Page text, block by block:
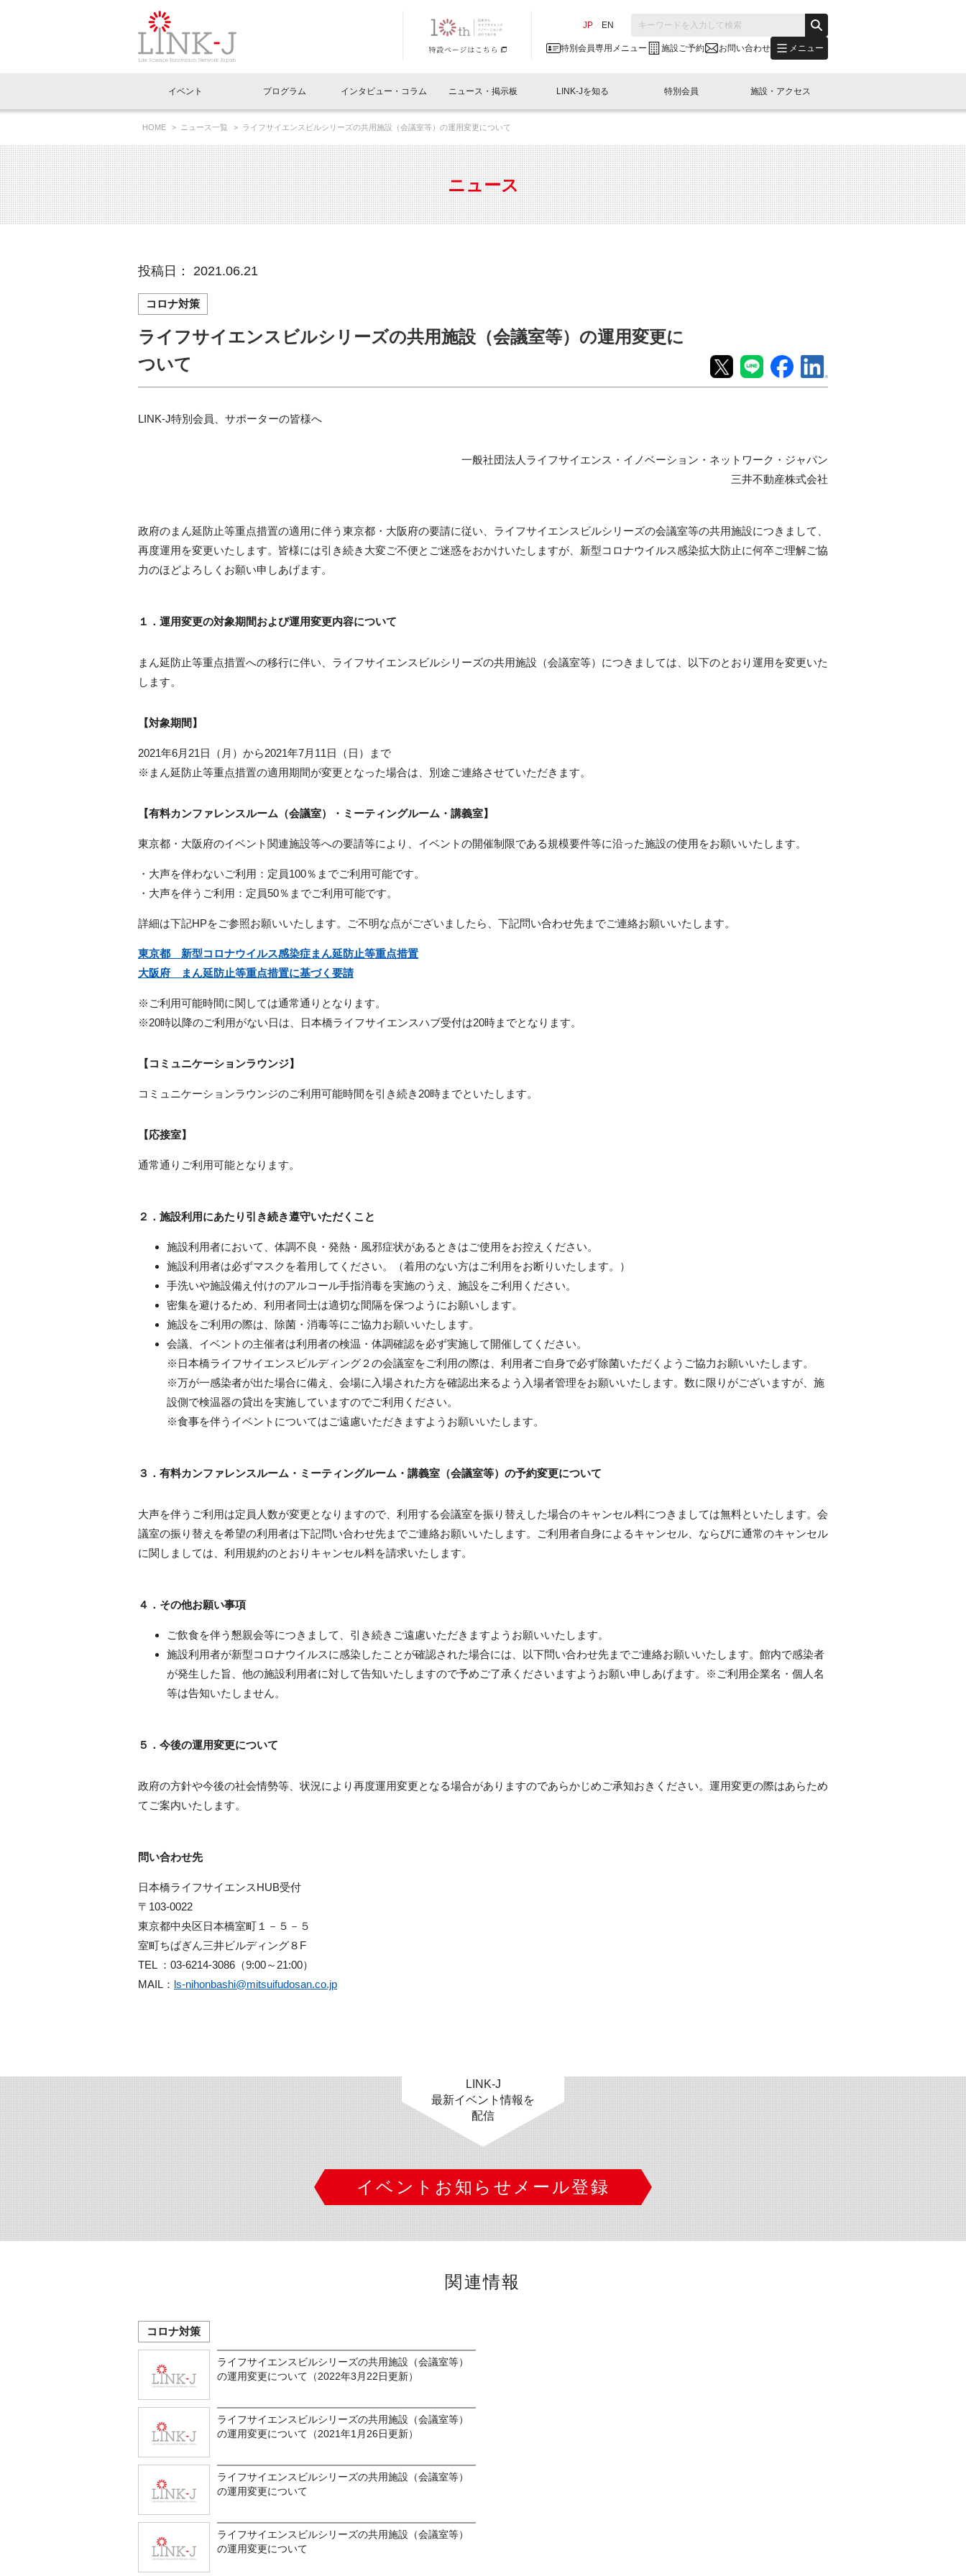
JP EN
特別会員専用メニュー 施設ご予約 お問い合わせ メニュー
イベントお知らせメール登録
閉じる
イベント
イベント一覧
LINK-J主催・共催 特別会員開催
LINK-J協賛・協力 出展・参加
イベントレポート一覧
LINK-J主催・共催 特別会員開催
LINK-J協賛・協力 出展・参加
プログラム
Out of Box相談室 What's "UNIKORN"？ What's "LINK-BioBAY TOKYO"？
インタビュー・コラム
インタビュー・コラム一覧
スペシャルインタビュー ベンチャーインタビュー 会報誌 (News Letter)
連載コラム サポーターコラム 日本橋コラム
ニュース・掲示板
ニュース一覧
トピック プレスリリース
メディア情報 海外関連
協賛・協力
人と情報の交流掲示板一覧
会員プレスリリース ニュース・事業紹介
募集 イベント
LINK-Jを知る
理事長挨拶 Why in Nihonbashi What’s LINK-J WEST
国内外連携 サポーター紹介 事業内容
組織概要 パンフレット GTB日本橋エリアについて
特別会員
特別会員一覧 特別会員について 入会申し込み
専用メニューはこちら
施設・アクセス
ラウンジ・会議室 オフィス・ラボ 施設ご予約
アクセス
HOME ニュース一覧 ライフサイエンスビルシリーズの共用施設（会議室等）の運用変更について
ニュース
投稿日： 2021.06.21
コロナ対策
ライフサイエンスビルシリーズの共用施設（会議室等）の運用変更に
ついて
LINK-J特別会員、サポーターの皆様へ
一般社団法人ライフサイエンス・イノベーション・ネットワーク・ジャパン
三井不動産株式会社
政府のまん延防止等重点措置の適用に伴う東京都・大阪府の要請に従い、ライフサイエンスビルシリーズの会議室等の共用施設につきまして、
再度運用を変更いたします。皆様には引き続き大変ご不便とご迷惑をおかけいたしますが、新型コロナウイルス感染拡大防止に何卒ご理解ご協
力のほどよろしくお願い申しあげます。
１．運用変更の対象期間および運用変更内容について
まん延防止等重点措置への移行に伴い、ライフサイエンスビルシリーズの共用施設（会議室等）につきましては、以下のとおり運用を変更いた
します。
【対象期間】
2021年6月 21日（月）から2021年7月 11日（日）まで
※まん延防止等重点措置の適用期間が変更となった場合は、別途ご連絡させていただきます。
【有料カンファレンスルーム（会議室）・ミーティングルーム・講義室】
東京都・大阪府のイベント関連施設等への要請等により、イベントの開催制限である規模要件等に沿った施設の使用をお願いいたします。
・大声を伴わないご利用：定員100％までご利用可能です。
・大声を伴うご利用：定員50％までご利用可能です。
詳細は下記HPをご参照お願いいたします。ご不明な点がございましたら、下記問い合わせ先までご連絡お願いいたします。
東京都 新型コロナウイルス感染症まん延防止等重点措置
大阪府 まん延防止等重点措置に基づく要請
※ご利用可能時間に関しては通常通りとなります。
※20時以降のご利用がない日は、日本橋ライフサイエンスハブ受付は20時までとなります。
【コミュニケーションラウンジ】
コミュニケーションラウンジのご利用可能時間を引き続き 20時までといたします。
【応接室】
通常通りご利用可能となります。
２．施設利用にあたり引き続き遵守いただくこと
施設利用者において、体調不良・発熱・風邪症状があるときはご使用をお控えください。
施設利用者は必ずマスクを着用してください。（着用のない方はご利用をお断りいたします。）
手洗いや施設備え付けのアルコール手指消毒を実施のうえ、施設をご利用ください。
密集を避けるため、利用者同士は適切な間隔を保つようにお願いします。
施設をご利用の際は、除菌・消毒等にご協力お願いいたします。
会議、イベントの主催者は利用者の検温・体調確認を必ず実施して開催してください。
※日本橋ライフサイエンスビルディング２の会議室をご利用の際は、利用者ご自身で必ず除菌いただくようご協力お願いいたします。
※万が一感染者が出た場合に備え、会場に入場された方を確認出来るよう入場者管理をお願いいたします。数に限りがございますが、施
設側で検温器の貸出を実施していますのでご利用ください。
※食事を伴うイベントについてはご遠慮いただきますようお願いいたします。
３．有料カンファレンスルーム・ミーティングルーム・講義室（会議室等）の予約変更について
大声を伴うご利用は定員人数が変更となりますので、利用する会議室を振り替えした場合のキャンセル料につきましては無料といたします。会
議室の振り替えを希望の利用者は下記問い合わせ先までご連絡お願いいたします。ご利用者自身によるキャンセル、ならびに通常のキャンセル
に関しましては、利用規約のとおりキャンセル料を請求いたします。
４．その他お願い事項
ご飲食を伴う懇親会等につきまして、引き続きご遠慮いただきますようお願いいたします。
施設利用者が新型コロナウイルスに感染したことが確認された場合には、以下問い合わせ先までご連絡お願いいたします。館内で感染者
が発生した旨、他の施設利用者に対して告知いたしますので予めご了承くださいますようお願い申しあげます。※ご利用企業名・個人名
等は告知いたしません。
５．今後の運用変更について
政府の方針や今後の社会情勢等、状況により再度運用変更となる場合がありますのであらかじめご承知おきください。運用変更の際はあらため
てご案内いたします。
問い合わせ先
日本橋ライフサイエンスHUB受付
〒 103-0022
東京都中央区日本橋室町１－５－５
室町ちばぎん三井ビルディング８ F
TEL ： 03-6214-3086 （9:00～21:00）
MAIL： ls-nihonbashi@mitsuifudosan.co.jp
LINK-J
最新イベント情報を
配信
イベントお知らせメール登録
関連情報
コロナ対策
ライフサイエンスビルシリーズの共用施設（会議室等）
の運用変更について（2022年3月22日更新）
ライフサイエンスビルシリーズの共用施設（会議室等）
の運用変更について（2021年1月26日更新）
ライフサイエンスビルシリーズの共用施設（会議室等）
の運用変更について
ライフサイエンスビルシリーズの共用施設（会議室等）
の運用変更について